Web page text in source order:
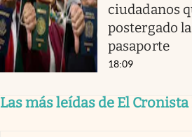
ciudadanos
postergado
pasaporte
18:09
Las más leídas de El